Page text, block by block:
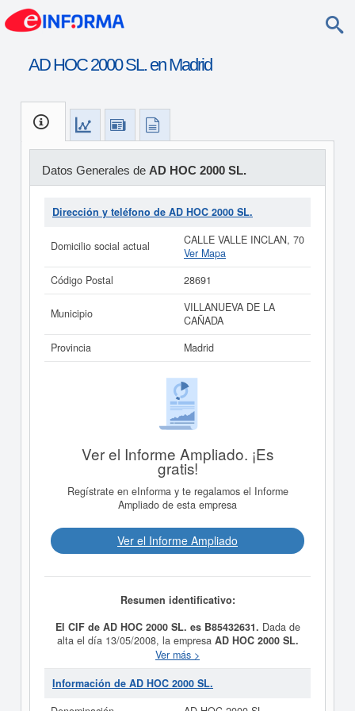
AD HOC 2000 SL. en Madrid
Datos Generales de AD HOC 2000 SL.
Dirección y teléfono de AD HOC 2000 SL.
Domicilio social actual
CALLE VALLE INCLAN, 70
Ver Mapa
Código Postal
28691
Municipio
VILLANUEVA DE LA
CAÑADA
Provincia
Madrid
Ver el Informe Ampliado. ¡Es
gratis!
Regístrate en eInforma y te regalamos el Informe
Ampliado de esta empresa
Ver el Informe Ampliado
Resumen identificativo:
El CIF de AD HOC 2000 SL. es B85432631. Dada de
alta el día 13/05/2008, la empresa AD HOC 2000 SL.
tiene como propósito A) LA COMPRAVENTA DE
SOLARES, TERRENOS, PISOS APARTAMENTOS E
INMUEBLES EN GENERAL, TANTO RUSTICOS COMO
construcción especializada n.c.o.p.. Esta empresa está
Ver más >
Información de AD HOC 2000 SL.